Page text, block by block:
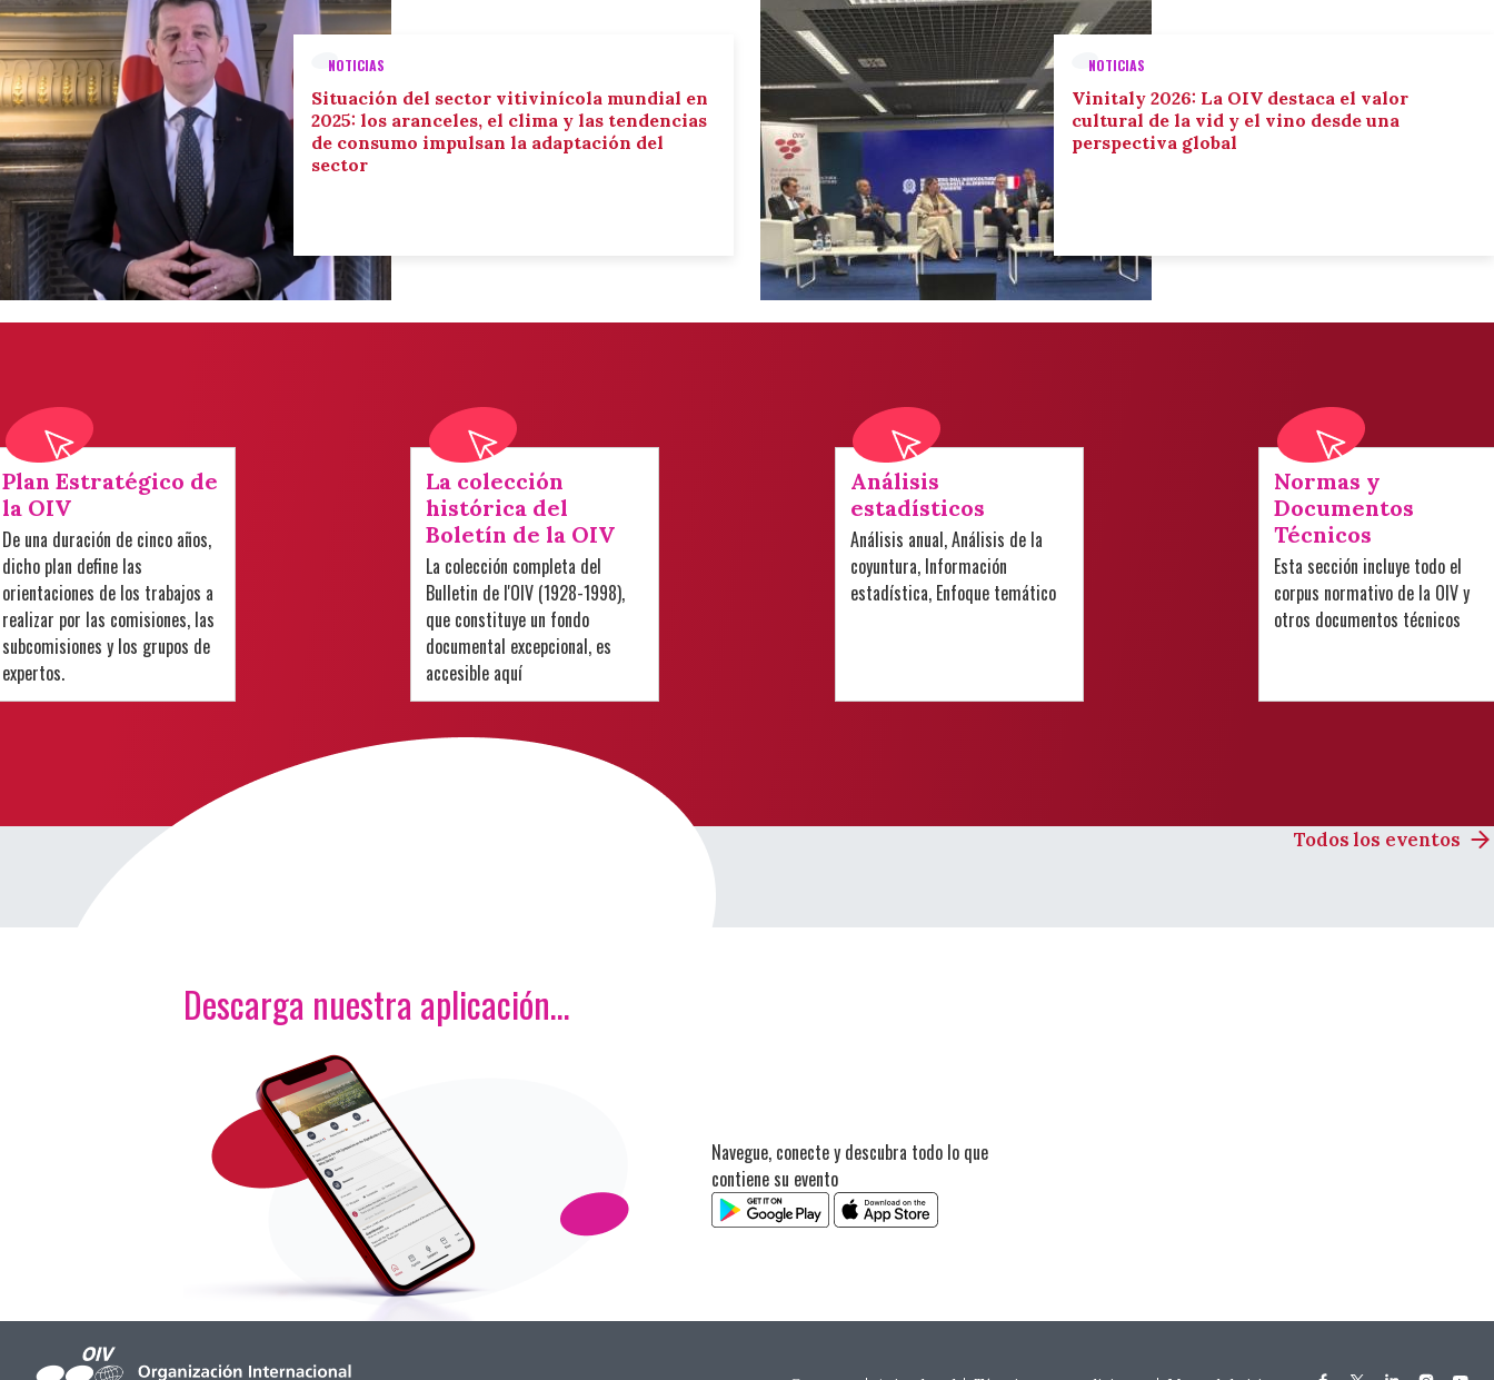
NOTICIAS
Situación del sector vitivinícola mundial en
2025: los aranceles, el clima y las tendencias
de consumo impulsan la adaptación del
sector
NOTICIAS
Vinitaly 2026: La OIV destaca el valor
cultural de la vid y el vino desde una
perspectiva global
Plan Estratégico de
la OIV
De una duración de cinco años,
dicho plan define las
orientaciones de los trabajos a
realizar por las comisiones, las
subcomisiones y los grupos de
expertos.
La colección
histórica del
Boletín de la OIV
La colección completa del
Bulletin de l'OIV (1928-1998),
que constituye un fondo
documental excepcional, es
accesible aquí
Análisis
estadísticos
Análisis anual, Análisis de la
coyuntura, Información
estadística, Enfoque temático
Normas y
Documentos
Técnicos
Esta sección incluye todo el
corpus normativo de la OIV y
otros documentos técnicos
Todos los eventos
Descarga nuestra aplicación…
Navegue, conecte y descubra todo lo que
contiene su evento